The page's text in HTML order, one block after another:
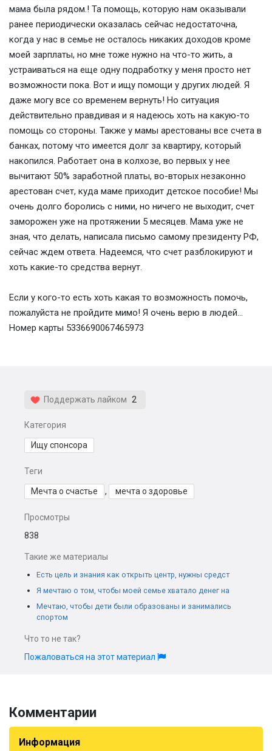
мама была рядом.! Та помощь, которую нам оказывали
ранее периодически оказалась сейчас недостаточна,
когда у нас в семье не осталось никаких доходов кроме
моей зарплаты, но мне тоже нужно на что-то жить, а
устраиваться на еще одну подработку у меня просто нет
возможности пока. Вот и ищу помощи у других людей. Я
даже могу все со временем вернуть! Но ситуация
действительно правдивая и я надеюсь хоть на какую-то
помощь со стороны. Также у мамы арестованы все счета в
банках, потому что имеется долг за квартиру, который
накопился. Работает она в колхозе, во первых у нее
вычитают 50% заработной платы, во-вторых незаконно
арестован счет, куда маме приходит детское пособие! Мы
очень долго боролись с ними, но ничего не выходит, счет
заморожен уже на протяжении 5 месяцев. Мама уже не
зная, что делать, написала письмо самому президенту РФ,
сейчас ждем ответа. Надеемся, что счет разблокируют и
хоть какие-то средства вернут.
Если у кого-то есть хоть какая то возможность помочь,
пожалуйста не пройдите мимо! Я очень верю в людей...
Номер карты 5336690067465973
Поддержать лайком 2
Категория
Ищу спонсора
Теги
Мечта о счастье , мечта о здоровье
Просмотры
838
Такие же материалы
Есть цель и знания как открыть центр, нужны средст
Я мечтаю о том, чтобы моей семье хватало денег на
Мечтаю, чтобы дети были образованы и занимались
спортом
Что то не так?
Пожаловаться на этот материал
Комментарии
Информация